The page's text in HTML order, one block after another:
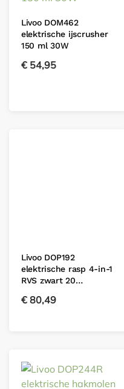
Livoo DOM462
elektrische ijscrusher
150 ml 30W
€ 54,95
Livoo DOP192
elektrische rasp 4-in-1
RVS zwart 20…
€ 80,49